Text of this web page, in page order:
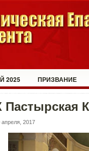
2025 ПРИЗВАНИЕ
Пастырская
апреля, 2017